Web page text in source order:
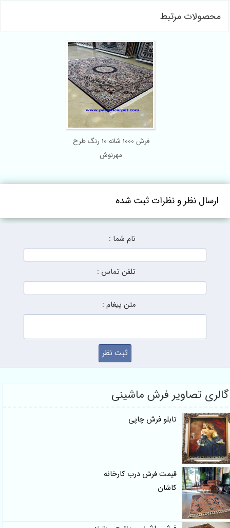
محصولات مرتبط
فرش 1000 شانه 10 رنگ طرح
مهرنوش
ارسال نظر و نظرات ثبت شده
نام شما :
تلفن تماس :
متن پیغام :
گالری تصاویر فرش ماشینی
تابلو فرش چاپی
قیمت فرش درب کارخانه
کاشان